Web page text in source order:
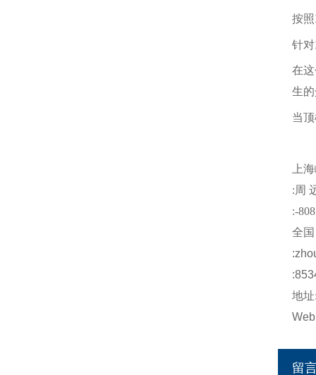
按照
针对
在
生
当
上海
:周
:-808
全
:
地址
Web
留